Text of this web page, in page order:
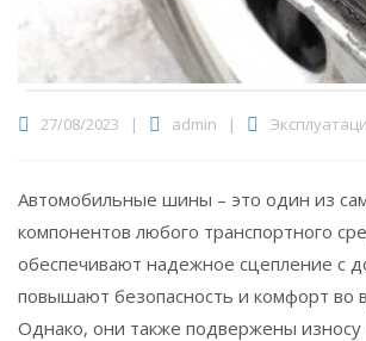
27/08/2023 | admin |
Автомобильные шины – это один из
компонентов любого транспортного
обеспечивают надежное сцепление с
повышают безопасность и комфорт во
Однако, они также подвержены